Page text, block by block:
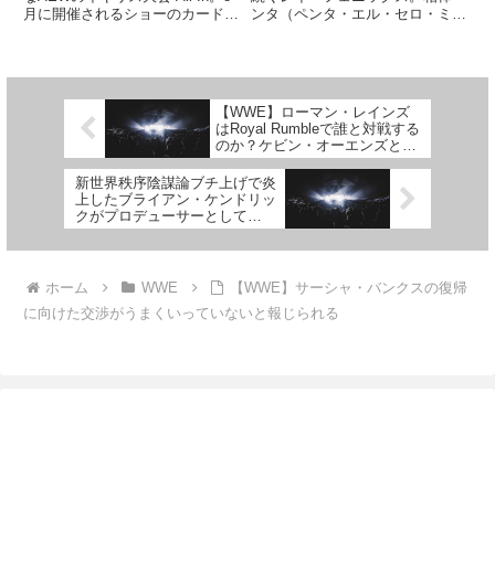
月に開催されるショーのカードは
トニー・カーン社長はチ...
ンタ（ペンタ・エル・セロ・ミエ
試合はAEWでの扱いに不満を...
【WWE】ローマン・レインズ
はRoyal Rumbleで誰と対戦する
のか？ケビン・オーエンズとサ
ミ・ゼインの関係に注目
新世界秩序陰謀論ブチ上げで炎
上したブライアン・ケンドリッ
クがプロデューサーとして
WWEへ復帰
ホーム WWE
【WWE】サーシャ・バンクスの復帰
に向けた交渉がうまくいっていないと報じられる